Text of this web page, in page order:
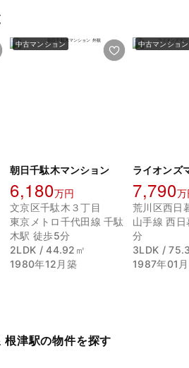
中古マンション
朝日千駄木マンション
6,180万円
文京区千駄木３丁目
東京メトロ千代田線 千駄
木駅 徒歩5分
2LDK / 44.92㎡
1980年12月築
中古マンション
7,790万
荒川区西日
山手線 西
分
3LDK /
1987年01
津駅の物件を探す